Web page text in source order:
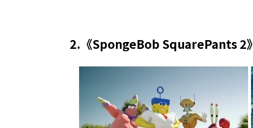
2.《SpongeBob SquarePants 2》